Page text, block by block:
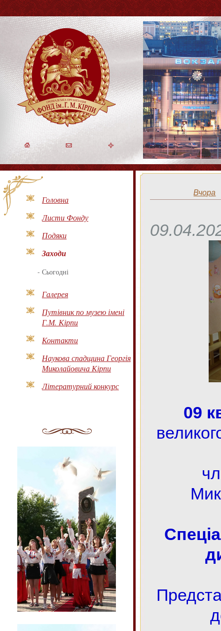
Головна
Листи Фонду
Подяки
Заходи
- Сьогодні
Галерея
Путівник по музею імені
Г.М. Кірпи
Контакти
Наукова спадщина Георгія
Миколайовича Кірпи
Літературний конкурс
Вчора
09